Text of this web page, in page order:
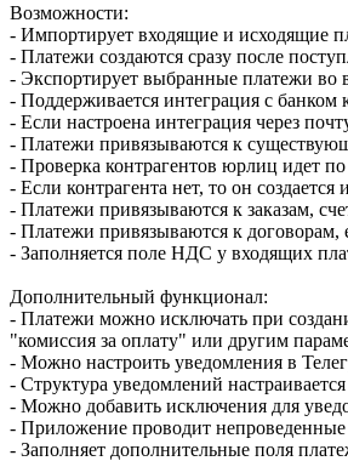
Возможности:
- Импортирует входящие и исходящие
- Платежи создаются сразу после
- Экспортирует выбранные платежи во
- Поддерживается интеграция с
- Если настроена интеграция через
- Платежи привязываются к
- Проверка контрагентов юрлиц
- Если контрагента нет, то он создается
- Платежи привязываются к заказам,
- Платежи привязываются к
- Заполняется поле НДС у входящих
Дополнительный функционал:
- Платежи можно исключать при
"комиссия за оплату" или другим
- Можно настроить уведомления в
- Структура уведомлений
- Можно добавить исключения для
- Приложение проводит
- Заполняет дополнительные поля